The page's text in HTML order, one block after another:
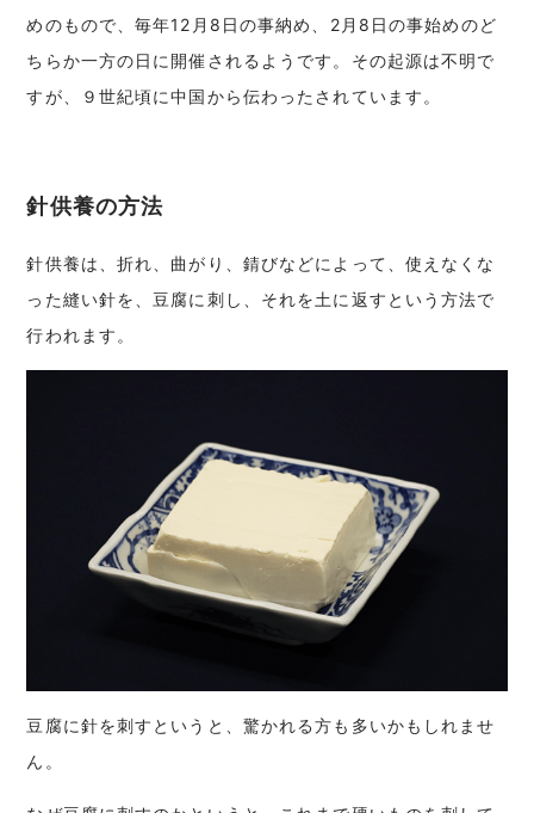
めのもので、毎年12月8日の事納め、2月8日の事始めのど
ちらか一方の日に開催されるようです。その起源は不明で
すが、９世紀頃に中国から伝わったされています。
針供養の方法
針供養は、折れ、曲がり、錆びなどによって、使えなくな
った縫い針を、豆腐に刺し、それを土に返すという方法で
行われます。
豆腐に針を刺すというと、驚かれる方も多いかもしれませ
ん。